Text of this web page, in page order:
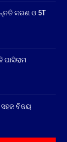
କରଣ ଓ 5T
ସହଜ ବିଜୟ